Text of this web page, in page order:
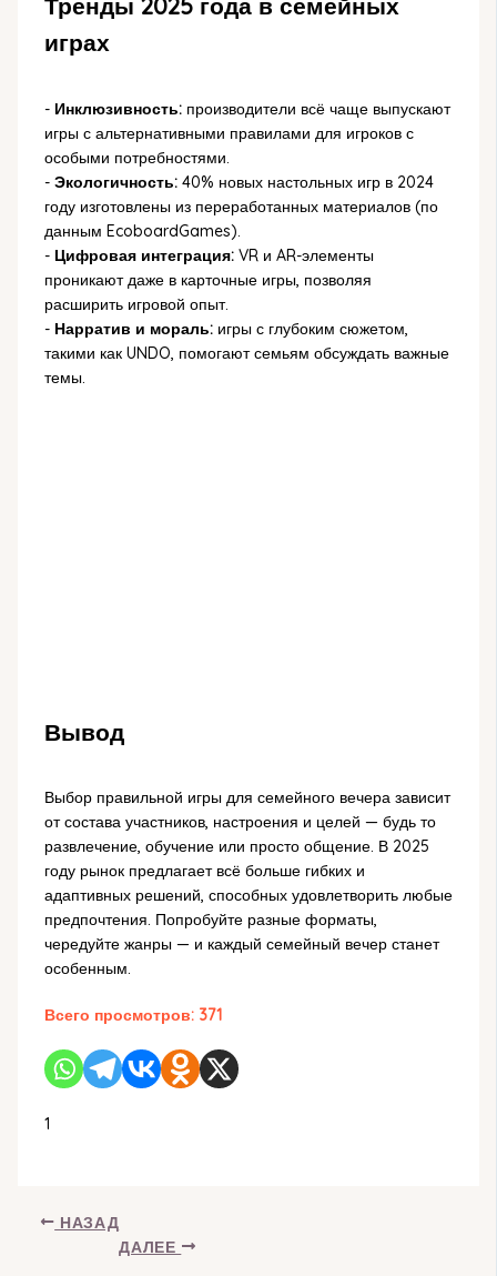
Тренды 2025 года в семейных
играх
- Инклюзивность:производители всё чаще выпускают
игры с альтернативными правилами для игроков с
особыми потребностями.
- Экологичность:40% новых настольных игр в 2024
году изготовлены из переработанных материалов (по
данным EcoboardGames).
- Цифровая интеграция:VR и AR-элементы
проникают даже в карточные игры, позволяя
расширить игровой опыт.
- Нарратив и мораль:игры с глубоким сюжетом,
такими как UNDO, помогают семьям обсуждать важные
темы.
Вывод
Выбор правильной игры для семейного вечера зависит
от состава участников, настроения и целей — будь то
развлечение, обучение или просто общение. В 2025
году рынок предлагает всё больше гибких и
адаптивных решений, способных удовлетворить любые
предпочтения. Попробуйте разные форматы,
чередуйте жанры — и каждый семейный вечер станет
особенным.
Всего просмотров: 371
1
НАЗАД
ДАЛЕЕ